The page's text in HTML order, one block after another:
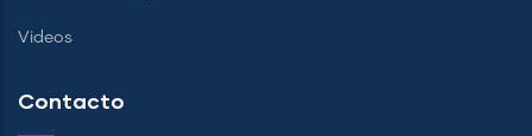
Videos
Contacto